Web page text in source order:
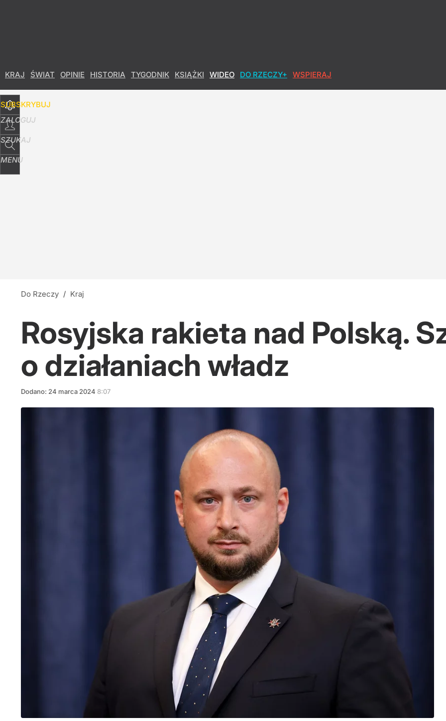
KRAJ ŚWIAT OPINIE HISTORIA TYGODNIK KSIĄŻKI WIDEO DO RZECZY+ WSPIERAJ
SUBSKRYBUJ
ZALOGUJ
SZUKAJ
MENU
Do Rzeczy / Kraj
Rosyjska rakieta nad Polską.
o działaniach władz
Dodano: 24 marca 2024 8:07